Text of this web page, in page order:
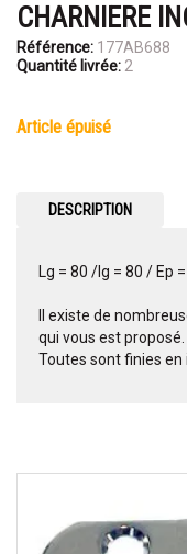
CHARNIERE
Référence: 177AB688
Quantité livrée: 2
article épuisé
DESCRIPTION
Lg = 80 /lg = 80 / Ep
Il existe de
qui vous est proposé.
Toutes sont finies en